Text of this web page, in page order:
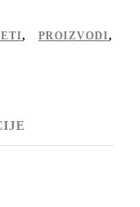
, PROIZVODI,